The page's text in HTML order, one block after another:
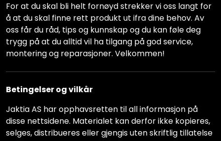
For at du skal bli helt fornøyd strekker vi oss langt for
å at du skal finne rett produkt ut ifra dine behov. Av
oss får du råd, tips og kunnskap og du kan føle deg
trygg på at du alltid vil ha tilgang på god service,
montering og reparasjoner. Velkommen!
Betingelser og vilkår
Jaktia AS har opphavsretten til all informasjon på
disse nettsidene. Materialet kan derfor ikke kopieres,
selges, distribueres eller gjengis uten skriftlig tillatelse